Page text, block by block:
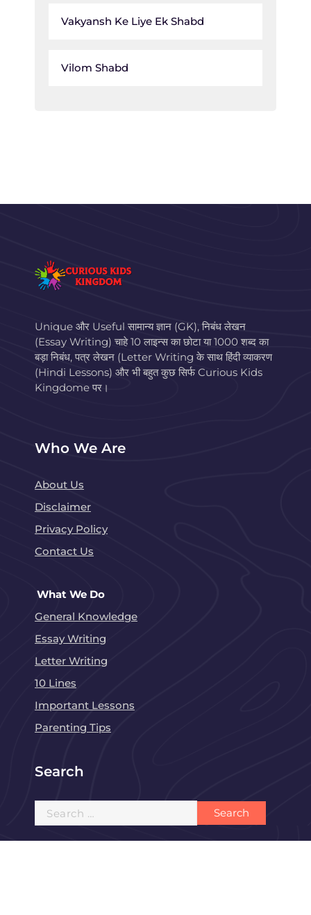
Vakyansh Ke Liye Ek Shabd
Vilom Shabd
Unique और Useful सामान्य ज्ञान (GK), निबंध लेखन
(Essay Writing) चाहे 10 लाइन्स का छोटा या 1000 शब्द का
बड़ा निबंध, पत्र लेखन (Letter Writing के साथ हिंदी व्याकरण
(Hindi Lessons) और भी बहुत कुछ सिर्फ Curious Kids
Kingdome पर।
Who We Are
About Us
Disclaimer
Privacy Policy
Contact Us
What We Do
General Knowledge
Essay Writing
Letter Writing
10 Lines
Important Lessons
Parenting Tips
Search
Search
for: